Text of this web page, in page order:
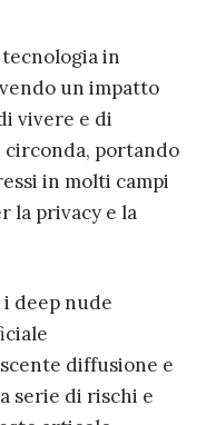
in
un impatto
vivere e di
portando
in molti campi
la privacy e la
deep nude
diffusione e
serie di rischi e